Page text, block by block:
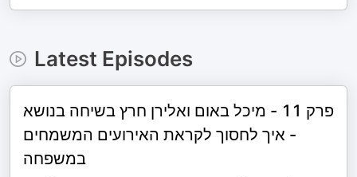
Latest Episodes
פרק 11 - מיכל באום ואלירן חרץ בשיחה בנושא
- איך לחסוך לקראת האירועים המשמחים
במשפחה